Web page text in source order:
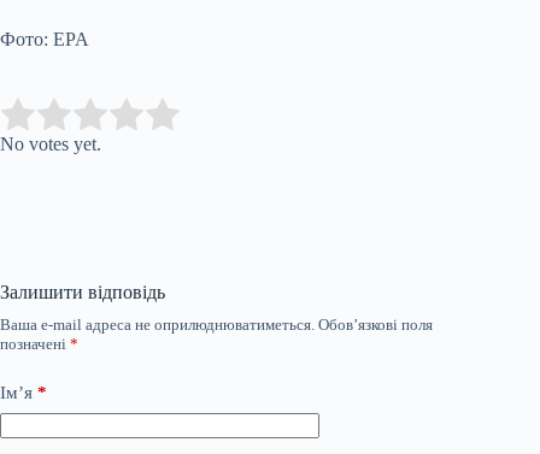
Фото: EPA
Rate this item:
No votes yet.
Залишити відповідь
Ваша e-mail адреса не оприлюднюватиметься. Обов’язкові поля
позначені *
Ім’я *